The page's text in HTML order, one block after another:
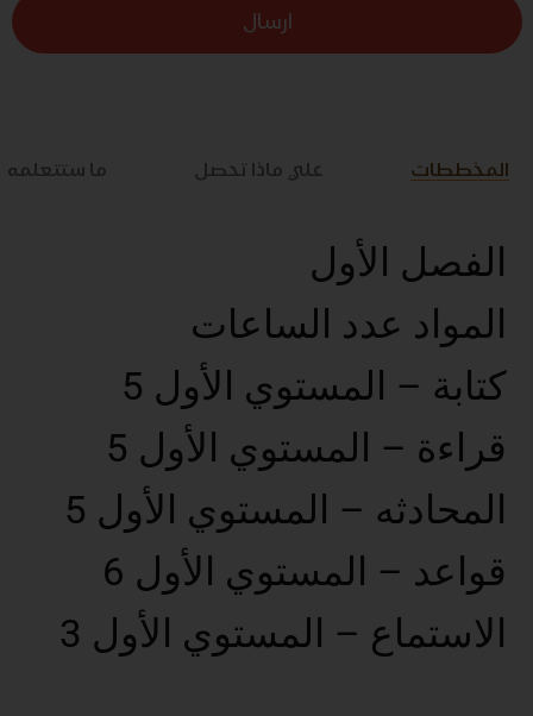
ارسال
المخططات علي ماذا تحصل ما ستتعلمه
الفصل الأول
المواد عدد الساعات
كتابة – المستوي الأول 5
قراءة – المستوي الأول 5
المحادثه – المستوي الأول 5
قواعد – المستوي الأول 6
الاستماع – المستوي الأول 3